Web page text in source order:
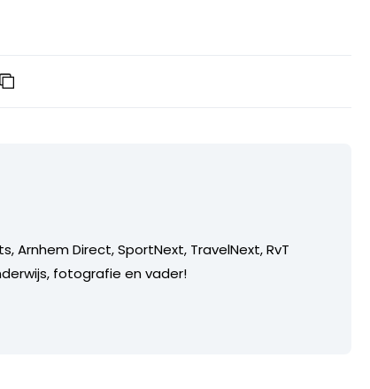
Direct, SportNext, TravelNext, RvT
fotografie en vader!